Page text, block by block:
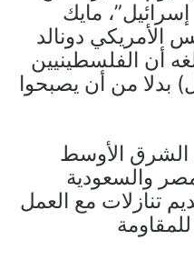
مايك
الأمريكي دونالد
أن الفلسطينيين
بدلا من أن يصبحوا
الشرق الأوسط
والسعودية
تنازلات مع العمل